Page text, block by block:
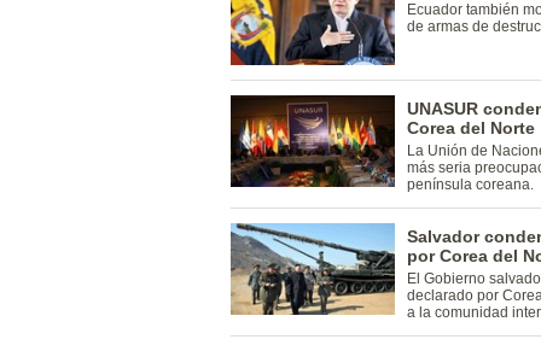
Ecuador también
de armas de
UNASUR
Corea del Norte
La Unión de
más seria
península coreana.
Salvador
por Corea del
El Gobierno
declarado por
a la comunidad